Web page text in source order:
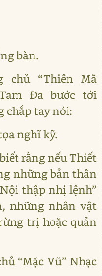
bàn.
chủ “Thiên Mã
Đa bước tới
chắp tay nói:
nghĩ kỹ.
rằng nếu Thiết
những bản thân
thập nhị lệnh”
những nhân vật
trị hoặc quản
“Mặc Vũ” Nhạc